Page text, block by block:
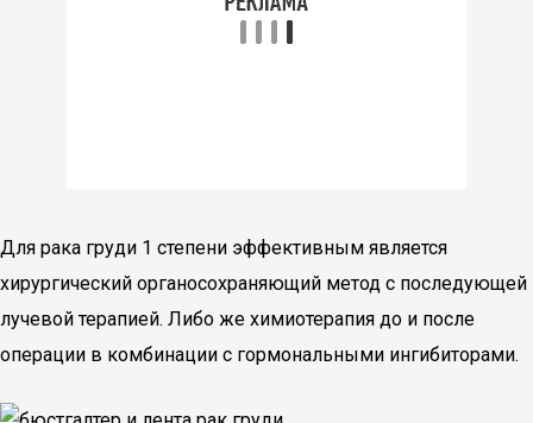
Для рака груди 1 степени эффективным является
хирургический органосохраняющий метод с последующей
лучевой терапией. Либо же химиотерапия до и после
операции в комбинации с гормональными ингибиторами.